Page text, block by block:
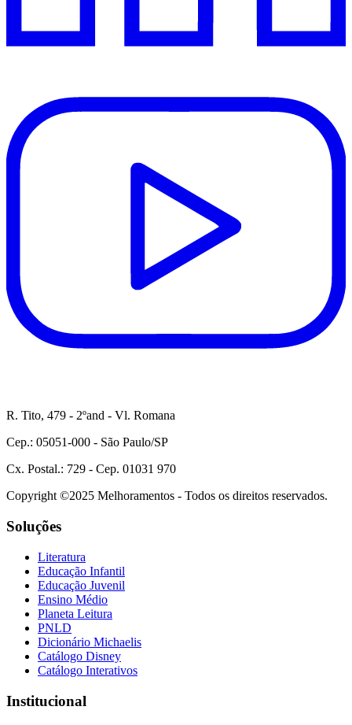
R. Tito, 479 - 2ºand - Vl. Romana
Cep.: 05051-000 - São Paulo/SP
Cx. Postal.: 729 - Cep. 01031 970
Copyright ©2025 Melhoramentos - Todos os direitos reservados.
Soluções
Literatura
Educação Infantil
Educação Juvenil
Ensino Médio
Planeta Leitura
PNLD
Dicionário Michaelis
Catálogo Disney
Catálogo Interativos
Institucional